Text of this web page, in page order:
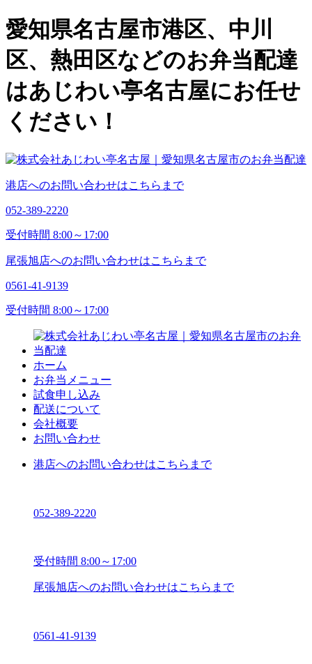
愛知県名古屋市港区、中川
区、熱田区などのお弁当配達
はあじわい亭名古屋にお任せ
ください！
港店へのお問い合わせはこちらまで
052-389-2220
受付時間 8:00～17:00
尾張旭店へのお問い合わせはこちらまで
0561-41-9139
受付時間 8:00～17:00
ホーム
お弁当メニュー
試食申し込み
配送について
会社概要
お問い合わせ
港店へのお問い合わせはこちらまで
052-389-2220
受付時間 8:00～17:00
尾張旭店へのお問い合わせはこちらまで
0561-41-9139